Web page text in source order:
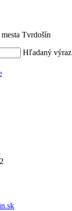
Tvrdošín
Hľadaný výraz